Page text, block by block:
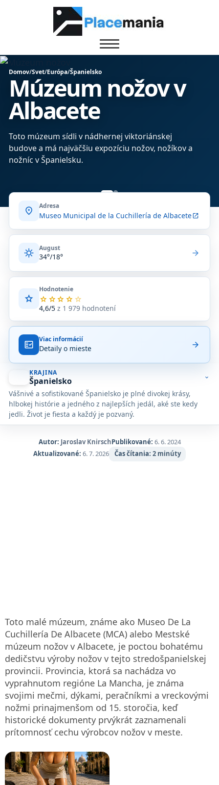
Domov/Svet/Európa/Španielsko
Múzeum nožov v
Albacete
Toto múzeum sídli v nádhernej viktoriánskej
budove a má najväčšiu expozíciu nožov, nožíkov a
nožníc v Španielsku.
location_on Adresa
Museo Municipal de la Cuchillería de Albaceteopen_in_new
sunny August
34°/18° arrow_forward
star
Hodnotenie
star star star star star
4,6/5z 1 979 hodnotení
Priemerné
hodnotenie
z
na
základe
1 979
hodnotení
na
Google
Maps.
fact_check Viac informácií
Detaily o mieste arrow_forward
KRAJINA
Španielsko
Vášnivé a sofistikované Španielsko je plné divokej krásy,
hlbokej histórie a jedného z najlepších jedál, aké ste kedy
jedli. Život je fiesta a každý je pozvaný.
expand_more
Autor: Jaroslav KnirschPublikované: 6. 6. 2024
Aktualizované: 6. 7. 2026 Čas čítania: 2 minúty
Toto malé múzeum, známe ako Museo De La
Cuchillería De Albacete (MCA) alebo Mestské
múzeum nožov v Albacete, je poctou bohatému
dedičstvu výroby nožov v tejto stredošpanielskej
provincii. Provincia, ktorá sa nachádza vo
vyprahnutom regióne La Mancha, je známa
svojimi mečmi, dýkami, peračníkmi a vreckovými
nožmi prinajmenšom od 15. storočia, keď
historické dokumenty prvýkrát zaznamenali
prítomnosť cechu výrobcov nožov v meste.